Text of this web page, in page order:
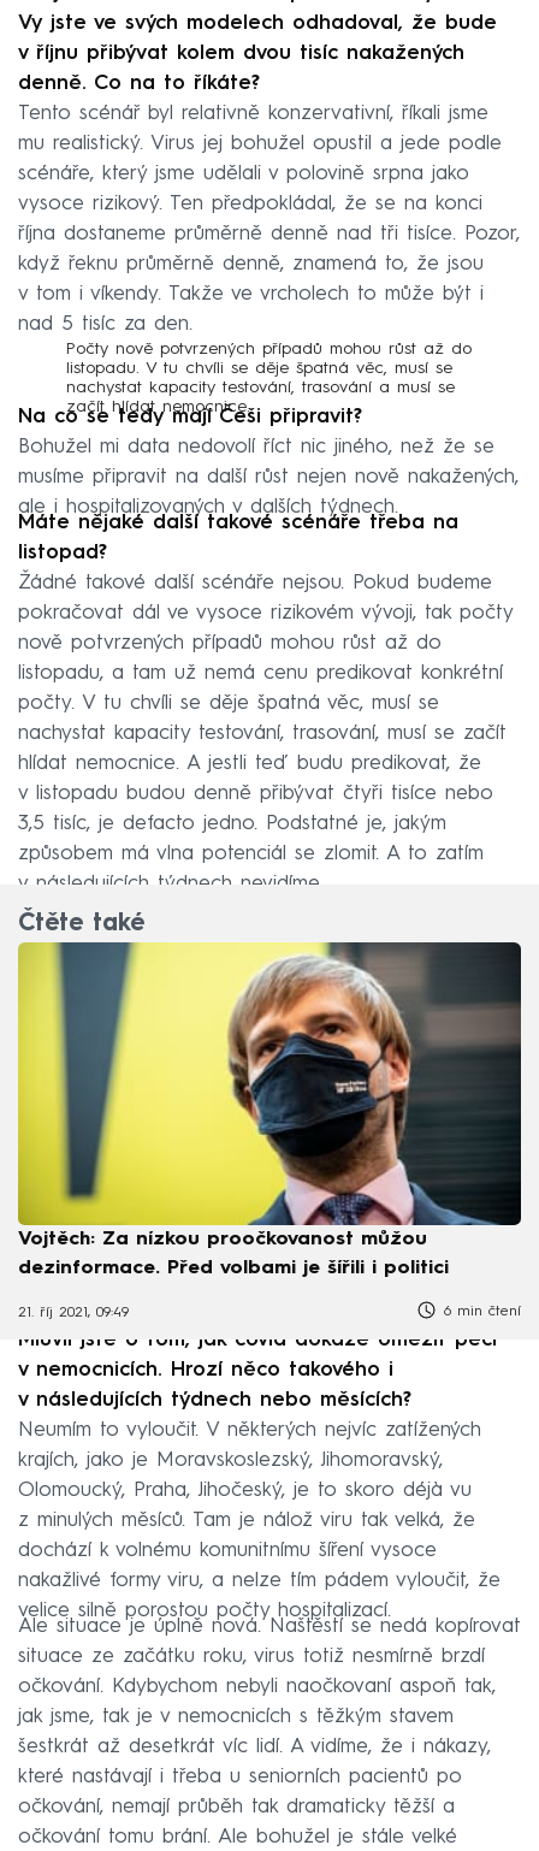
Vy jste ve svých modelech odhadoval, že bude
v říjnu přibývat kolem dvou tisíc nakažených
denně. Co na to říkáte?
Tento scénář byl relativně konzervativní, říkali jsme
mu realistický. Virus jej bohužel opustil a jede podle
scénáře, který jsme udělali v polovině srpna jako
vysoce rizikový. Ten předpokládal, že se na konci
října dostaneme průměrně denně nad tři tisíce. Pozor,
když řeknu průměrně denně, znamená to, že jsou
v tom i víkendy. Takže ve vrcholech to může být i
nad 5 tisíc za den.
Počty nově potvrzených případů mohou růst až do
listopadu. V tu chvíli se děje špatná věc, musí se
nachystat kapacity testování, trasování a musí se
začít hlídat nemocnice.
Na co se tedy mají Češi připravit?
Bohužel mi data nedovolí říct nic jiného, než že se
musíme připravit na další růst nejen nově nakažených,
ale i hospitalizovaných v dalších týdnech.
Máte nějaké další takové scénáře třeba na
listopad?
Žádné takové další scénáře nejsou. Pokud budeme
pokračovat dál ve vysoce rizikovém vývoji, tak počty
nově potvrzených případů mohou růst až do
listopadu, a tam už nemá cenu predikovat konkrétní
počty. V tu chvíli se děje špatná věc, musí se
nachystat kapacity testování, trasování, musí se začít
hlídat nemocnice. A jestli teď budu predikovat, že
v listopadu budou denně přibývat čtyři tisíce nebo
3,5 tisíc, je defacto jedno. Podstatné je, jakým
způsobem má vlna potenciál se zlomit. A to zatím
v následujících týdnech nevidíme.
Čtěte také
Vojtěch: Za nízkou proočkovanost můžou
dezinformace. Před volbami je šířili i politici
21. říj 2021, 09:49 6 min čtení
Mluvil jste o tom, jak covid dokáže omezit péči
v nemocnicích. Hrozí něco takového i
v následujících týdnech nebo měsících?
Neumím to vyloučit. V některých nejvíc zatížených
krajích, jako je Moravskoslezský, Jihomoravský,
Olomoucký, Praha, Jihočeský, je to skoro déjà vu
z minulých měsíců. Tam je nálož viru tak velká, že
dochází k volnému komunitnímu šíření vysoce
nakažlivé formy viru, a nelze tím pádem vyloučit, že
velice silně porostou počty hospitalizací.
Ale situace je úplně nová. Naštěstí se nedá kopírovat
situace ze začátku roku, virus totiž nesmírně brzdí
očkování. Kdybychom nebyli naočkovaní aspoň tak,
jak jsme, tak je v nemocnicích s těžkým stavem
šestkrát až desetkrát víc lidí. A vidíme, že i nákazy,
které nastávají i třeba u seniorních pacientů po
očkování, nemají průběh tak dramaticky těžší a
očkování tomu brání. Ale bohužel je stále velké